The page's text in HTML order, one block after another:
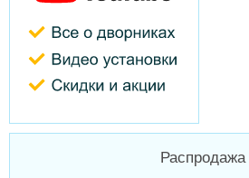
Распродажа